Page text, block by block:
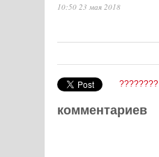
10:50 23 мая 2018
????????
комментариев